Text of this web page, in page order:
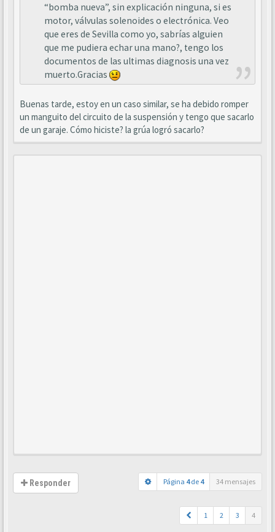
“bomba nueva”, sin explicación ninguna, si es
motor, válvulas solenoides o electrónica. Veo
que eres de Sevilla como yo, sabrías alguien
que me pudiera echar una mano?, tengo los
documentos de las ultimas diagnosis una vez
muerto.Gracias
Buenas tarde, estoy en un caso similar, se ha debido romper
un manguito del circuito de la suspensión y tengo que sacarlo
de un garaje. Cómo hiciste? la grúa logró sacarlo?
Responder Página 4de 4 34 mensajes
1 2 3 4